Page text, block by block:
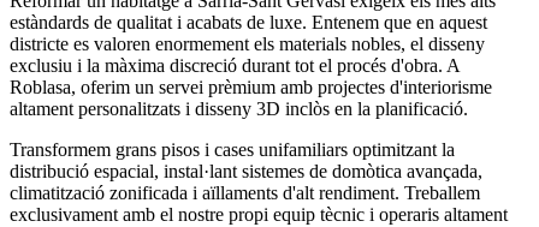
estàndards de qualitat i acabats de luxe. Entenem que en aquest
districte es valoren enormement els materials nobles, el disseny
exclusiu i la màxima discreció durant tot el procés d'obra. A
Roblasa, oferim un servei prèmium amb projectes d'interiorisme
altament personalitzats i disseny 3D inclòs en la planificació.
Transformem grans pisos i cases unifamiliars optimitzant la
distribució espacial, instal·lant sistemes de domòtica avançada,
climatització zonificada i aïllaments d'alt rendiment. Treballem
exclusivament amb el nostre propi equip tècnic i operaris altament